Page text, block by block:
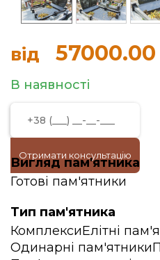
від 57000.00
В наявності
Отримати консультацію
Вигляд пам'ятника
Готові пам'ятники
Тип пам'ятника
КомплексиЕлітні
Одинарні пам'ятники